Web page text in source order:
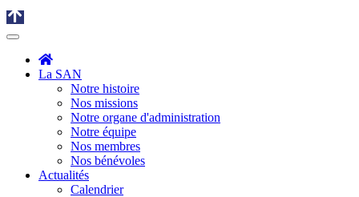
La SAN
Notre histoire
Nos missions
Notre organe d'administration
Notre équipe
Nos membres
Nos bénévoles
Actualités
Calendrier